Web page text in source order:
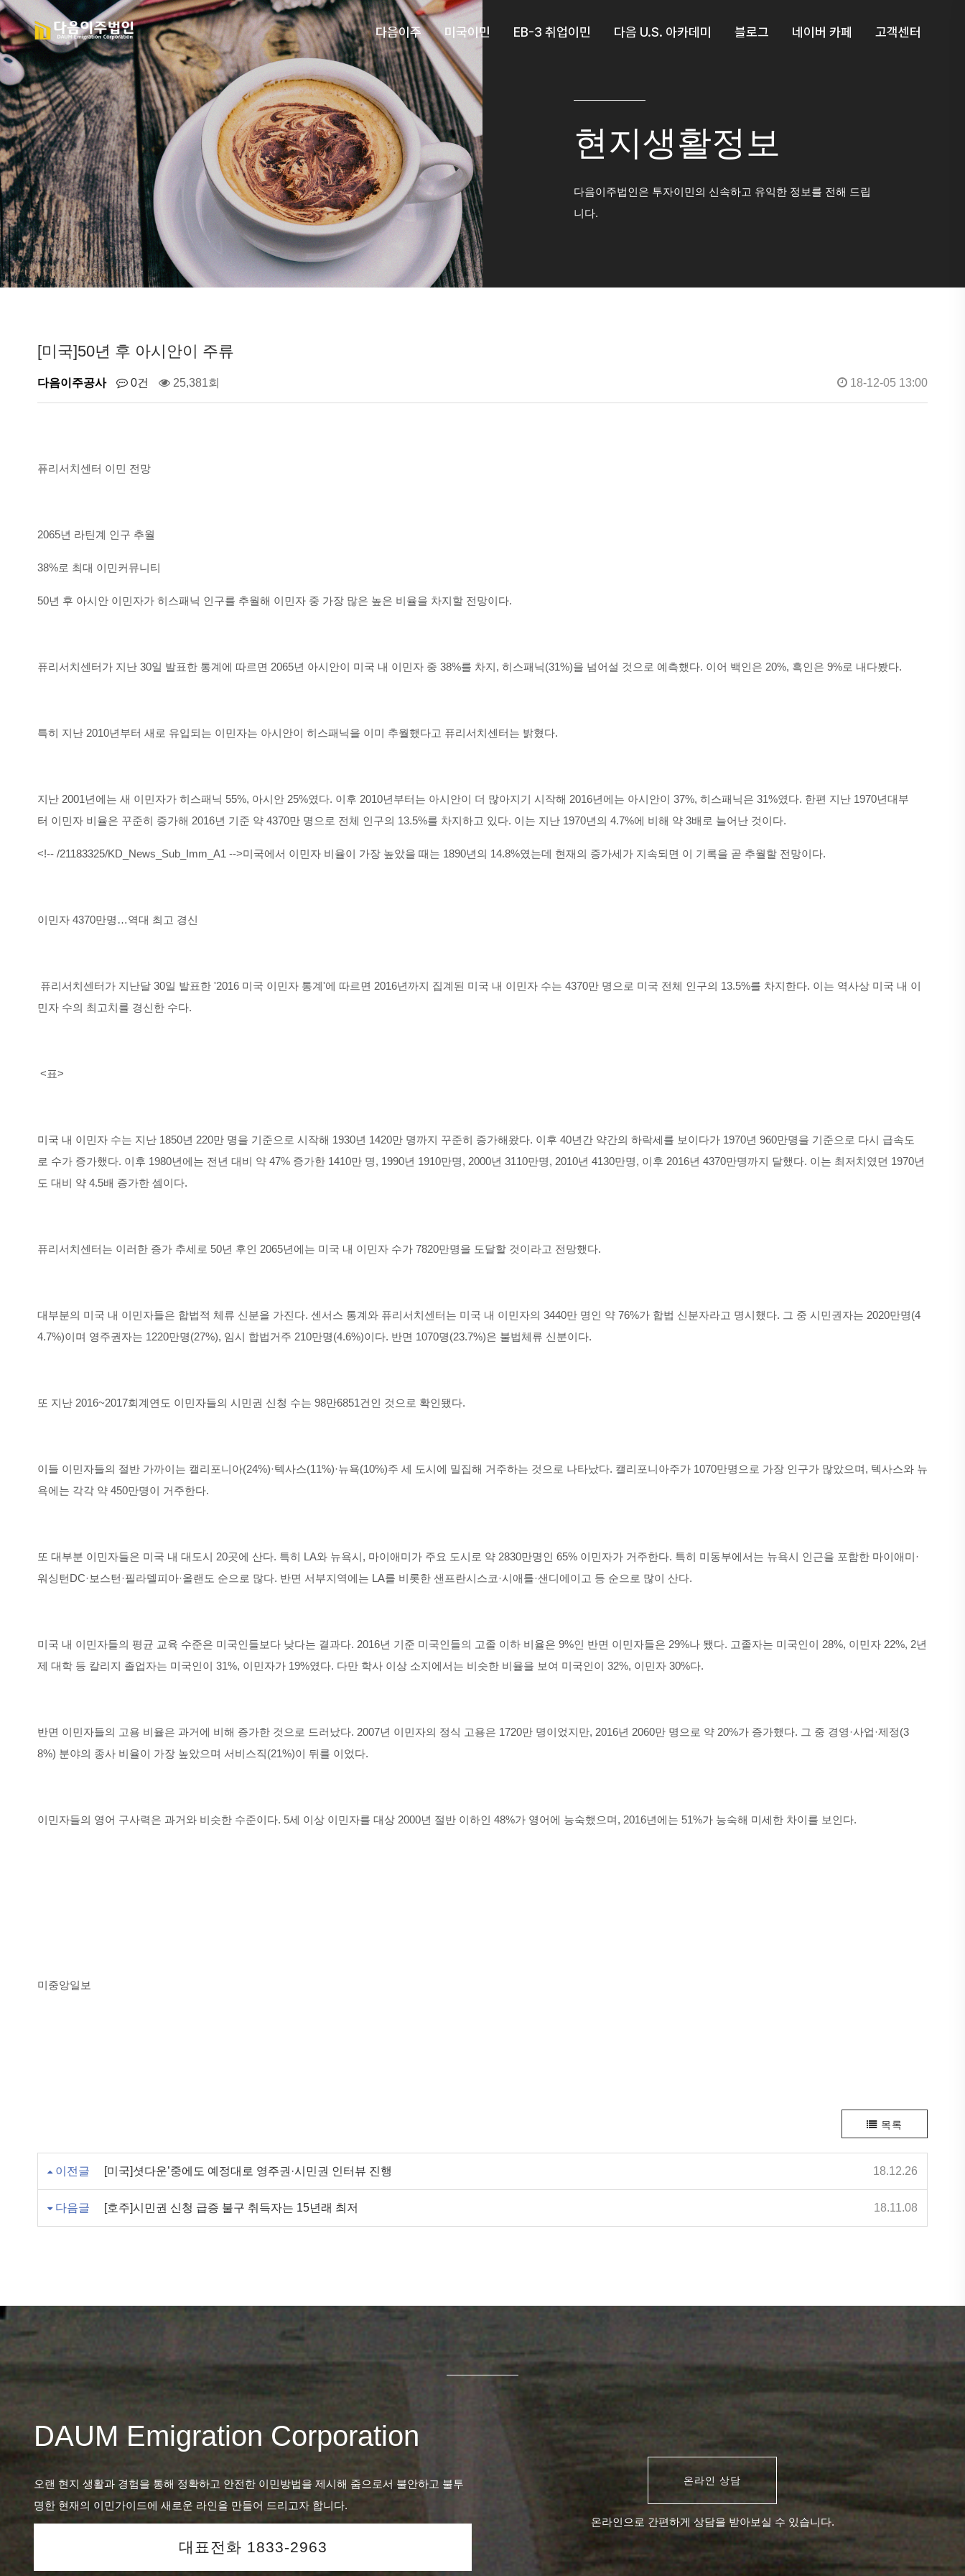
다음이주 미국이민 EB-3 취업이민 다음 U.S. 아카데미 블로그 네이버 카페 고객센터
현지생활정보
다음이주법인은 투자이민의 신속하고 유익한 정보를 전해 드립
니다.
[미국]50년 후 아시안이 주류
다음이주공사 0건 25,381회 18-12-05 13:00
퓨리서치센터 이민 전망
2065년 라틴계 인구 추월
38%로 최대 이민커뮤니티
50년 후 아시안 이민자가 히스패닉 인구를 추월해 이민자 중 가장 많은 높은 비율을 차지할 전망이다.
퓨리서치센터가 지난 30일 발표한 통계에 따르면 2065년 아시안이 미국 내 이민자 중 38%를 차지, 히스패닉(31%)을 넘어설 것으로 예측했다. 이어 백인은 20%, 흑인은 9%로 내다봤다.
특히 지난 2010년부터 새로 유입되는 이민자는 아시안이 히스패닉을 이미 추월했다고 퓨리서치센터는 밝혔다.
지난 2001년에는 새 이민자가 히스패닉 55%, 아시안 25%였다. 이후 2010년부터는 아시안이 더 많아지기 시작해 2016년에는 아시안이 37%, 히스패닉은 31%였다. 한편 지난 1970년대부
터 이민자 비율은 꾸준히 증가해 2016년 기준 약 4370만 명으로 전체 인구의 13.5%를 차지하고 있다. 이는 지난 1970년의 4.7%에 비해 약 3배로 늘어난 것이다.
<!-- /21183325/KD_News_Sub_Imm_A1 -->미국에서 이민자 비율이 가장 높았을 때는 1890년의 14.8%였는데 현재의 증가세가 지속되면 이 기록을 곧 추월할 전망이다.
이민자 4370만명…역대 최고 경신
퓨리서치센터가 지난달 30일 발표한 '2016 미국 이민자 통계'에 따르면 2016년까지 집계된 미국 내 이민자 수는 4370만 명으로 미국 전체 인구의 13.5%를 차지한다. 이는 역사상 미국 내 이
민자 수의 최고치를 경신한 수다.
<표>
미국 내 이민자 수는 지난 1850년 220만 명을 기준으로 시작해 1930년 1420만 명까지 꾸준히 증가해왔다. 이후 40년간 약간의 하락세를 보이다가 1970년 960만명을 기준으로 다시 급속도
로 수가 증가했다. 이후 1980년에는 전년 대비 약 47% 증가한 1410만 명, 1990년 1910만명, 2000년 3110만명, 2010년 4130만명, 이후 2016년 4370만명까지 달했다. 이는 최저치였던 1970년
도 대비 약 4.5배 증가한 셈이다.
퓨리서치센터는 이러한 증가 추세로 50년 후인 2065년에는 미국 내 이민자 수가 7820만명을 도달할 것이라고 전망했다.
대부분의 미국 내 이민자들은 합법적 체류 신분을 가진다. 센서스 통계와 퓨리서치센터는 미국 내 이민자의 3440만 명인 약 76%가 합법 신분자라고 명시했다. 그 중 시민권자는 2020만명(4
4.7%)이며 영주권자는 1220만명(27%), 임시 합법거주 210만명(4.6%)이다. 반면 1070명(23.7%)은 불법체류 신분이다.
또 지난 2016~2017회계연도 이민자들의 시민권 신청 수는 98만6851건인 것으로 확인됐다.
이들 이민자들의 절반 가까이는 캘리포니아(24%)·텍사스(11%)·뉴욕(10%)주 세 도시에 밀집해 거주하는 것으로 나타났다. 캘리포니아주가 1070만명으로 가장 인구가 많았으며, 텍사스와 뉴
욕에는 각각 약 450만명이 거주한다.
또 대부분 이민자들은 미국 내 대도시 20곳에 산다. 특히 LA와 뉴욕시, 마이애미가 주요 도시로 약 2830만명인 65% 이민자가 거주한다. 특히 미동부에서는 뉴욕시 인근을 포함한 마이애미·
워싱턴DC·보스턴·필라델피아·올랜도 순으로 많다. 반면 서부지역에는 LA를 비롯한 샌프란시스코·시애틀·샌디에이고 등 순으로 많이 산다.
미국 내 이민자들의 평균 교육 수준은 미국인들보다 낮다는 결과다. 2016년 기준 미국인들의 고졸 이하 비율은 9%인 반면 이민자들은 29%나 됐다. 고졸자는 미국인이 28%, 이민자 22%, 2년
제 대학 등 칼리지 졸업자는 미국인이 31%, 이민자가 19%였다. 다만 학사 이상 소지에서는 비슷한 비율을 보여 미국인이 32%, 이민자 30%다.
반면 이민자들의 고용 비율은 과거에 비해 증가한 것으로 드러났다. 2007년 이민자의 정식 고용은 1720만 명이었지만, 2016년 2060만 명으로 약 20%가 증가했다. 그 중 경영·사업·제정(3
8%) 분야의 종사 비율이 가장 높았으며 서비스직(21%)이 뒤를 이었다.
이민자들의 영어 구사력은 과거와 비슷한 수준이다. 5세 이상 이민자를 대상 2000년 절반 이하인 48%가 영어에 능숙했으며, 2016년에는 51%가 능숙해 미세한 차이를 보인다.
미중앙일보
목록
이전글 [미국]셧다운’중에도 예정대로 영주권·시민권 인터뷰 진행 18.12.26
다음글 [호주]시민권 신청 급증 불구 취득자는 15년래 최저 18.11.08
DAUM Emigration Corporation
오랜 현지 생활과 경험을 통해 정확하고 안전한 이민방법을 제시해 줌으로서 불안하고 불투
명한 현재의 이민가이드에 새로운 라인을 만들어 드리고자 합니다.
대표전화 1833-2963
온라인 상담
온라인으로 간편하게 상담을 받아보실 수 있습니다.